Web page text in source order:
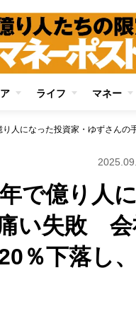
ライフ マネー
で億り人
い失敗 会
％下落し